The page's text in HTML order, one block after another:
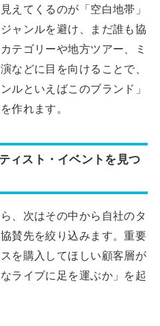
えてくるのが「空白地帯」
ャンルを避け、まだ誰も協
テゴリーや地方ツアー、ミ
などに目を向けることで、
ルといえばこのブランド」
作れます。
ィスト・イベントを見つ
、次はその中から自社のタ
賛先を絞り込みます。重要
を購入してほしい顧客層が
ライブに足を運ぶか」を起